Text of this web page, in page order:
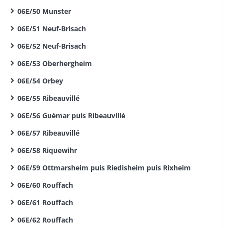
06E/50 Munster
06E/51 Neuf-Brisach
06E/52 Neuf-Brisach
06E/53 Oberhergheim
06E/54 Orbey
06E/55 Ribeauvillé
06E/56 Guémar puis Ribeauvillé
06E/57 Ribeauvillé
06E/58 Riquewihr
06E/59 Ottmarsheim puis Riedisheim puis Rixheim
06E/60 Rouffach
06E/61 Rouffach
06E/62 Rouffach